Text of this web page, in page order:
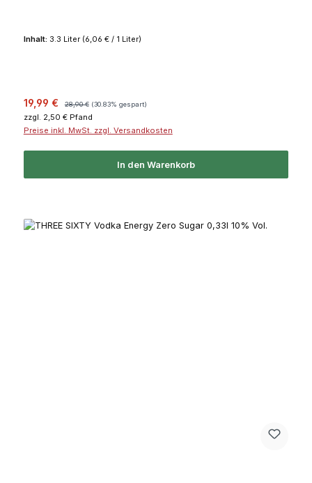
Inhalt: 3.3 Liter (6,06 € / 1 Liter)
Verkaufspreis:
19,99 € Regulärer Preis:
28,90 € (30.83% gespart)
zzgl. 2,50 € Pfand
Preise inkl. MwSt. zzgl. Versandkosten
In den Warenkorb